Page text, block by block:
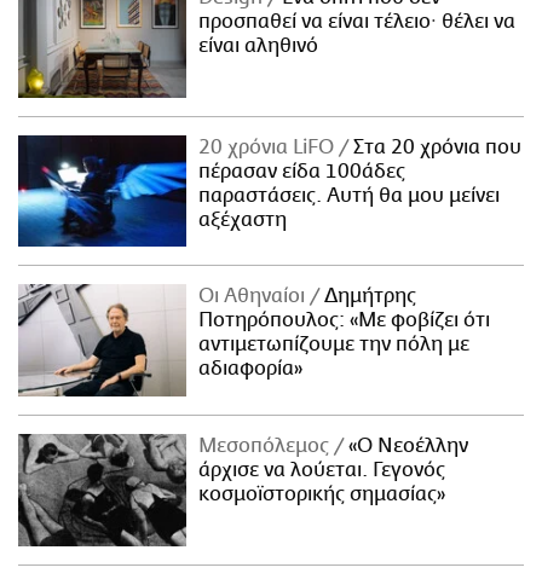
προσπαθεί να είναι τέλειο· θέλει να
είναι αληθινό
20 χρόνια LiFO
Στα 20 χρόνια που
πέρασαν είδα 100άδες
παραστάσεις. Αυτή θα μου μείνει
αξέχαστη
Οι Αθηναίοι
Δημήτρης
Ποτηρόπουλος: «Με φοβίζει ότι
αντιμετωπίζουμε την πόλη με
αδιαφορία»
Μεσοπόλεμος
«Ο Νεοέλλην
άρχισε να λούεται. Γεγονός
κοσμοϊστορικής σημασίας»